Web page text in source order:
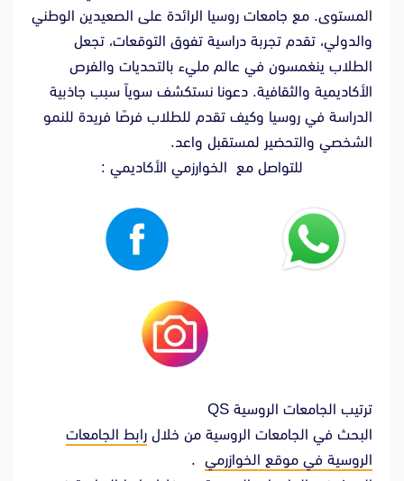
المستوى. مع جامعات روسيا الرائدة على الصعيدين الوطني
والدولي، تقدم تجربة دراسية تفوق التوقعات، تجعل
الطلاب ينغمسون في عالم مليء بالتحديات والفرص
الأكاديمية والثقافية. دعونا نستكشف سوياً سبب جاذبية
الدراسة في روسيا وكيف تقدم للطلاب فرصًا فريدة للنمو
الشخصي والتحضير لمستقبل واعد.
للتواصل مع الخوارزمي الأكاديمي :
ترتيب الجامعات الروسية QS
البحث في الجامعات الروسية من خلال رابط الجامعات
الروسية في موقع الخوازرمي .